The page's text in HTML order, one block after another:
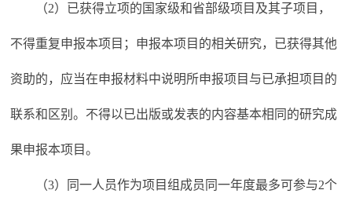
（2）已获得立项的国家级和省部级项目及其子项目，
不得重复申报本项目；申报本项目的相关研究，已获得其他
资助的，应当在申报材料中说明所申报项目与已承担项目的
联系和区别。不得以已出版或发表的内容基本相同的研究成
果申报本项目。
（3）同一人员作为项目组成员同一年度最多可参与2个